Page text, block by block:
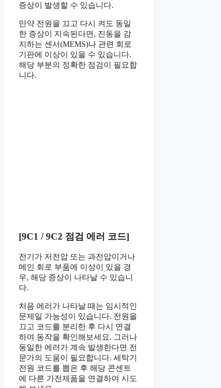
증상이 발생할 수 있습니다.
만약 전원을 끄고 다시 켜도 동일
한 증상이 지속된다면, 진동을 감
지하는 센서(MEMS)나 관련 회로
기판에 이상이 있을 수 있습니다.
해당 부분의 정확한 점검이 필요합
니다.
[9C1 / 9C2 점검 에러 코드]
전기가 저전압 또는 과전압이거나
메인 회로 부품에 이상이 있을 경
우, 해당 증상이 나타날 수 있습니
다.
처음 에러가 나타날 때는 임시적인
문제일 가능성이 있습니다. 전원을
끄고 코드를 분리한 후 다시 연결
하여 동작을 확인해보세요. 그러나
동일한 에러가 계속 발생한다면 전
문가의 도움이 필요합니다. 세탁기
전원 코드를 뽑은 후 해당 콘센트
에 다른 가전제품을 연결하여 시도